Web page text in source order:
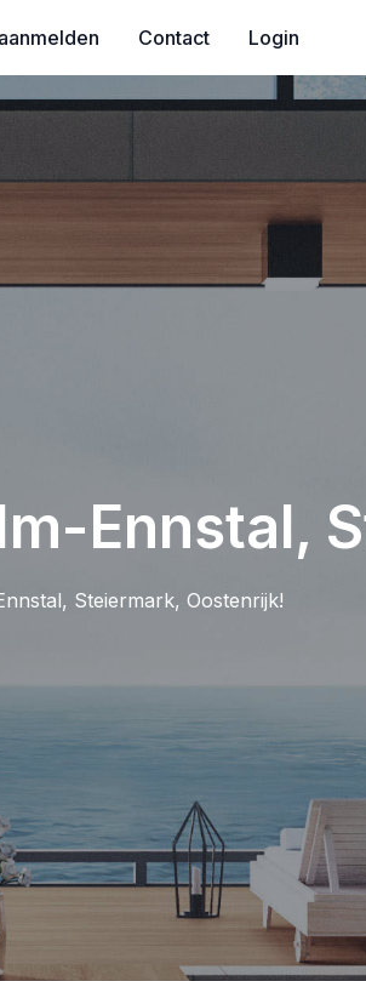
Contact Login
Ennstal,
Steiermark, Oostenrijk!